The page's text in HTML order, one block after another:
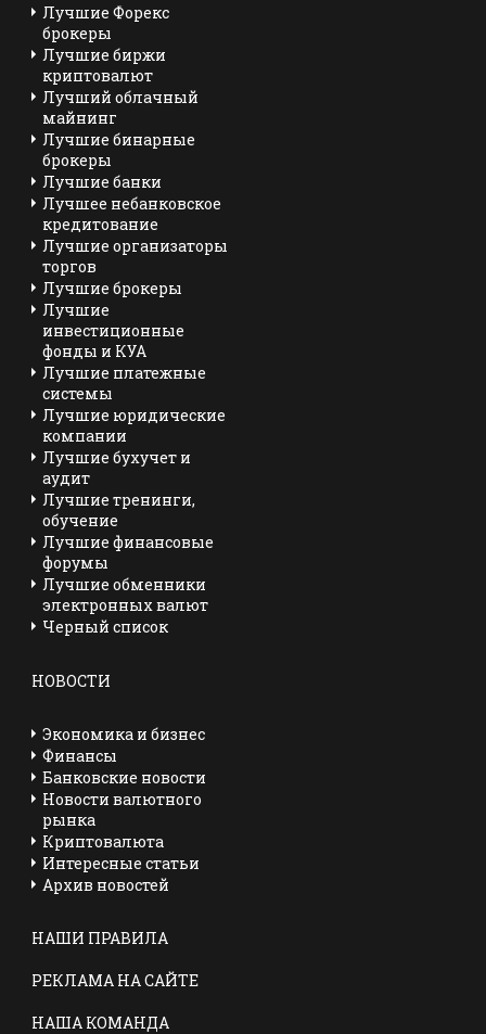
Лучшие Форекс
брокеры
Лучшие биржи
криптовалют
Лучший облачный
майнинг
Лучшие бинарные
брокеры
Лучшие банки
Лучшее небанковское
кредитование
Лучшие организаторы
торгов
Лучшие брокеры
Лучшие
инвестиционные
фонды и КУА
Лучшие платежные
системы
Лучшие юридические
компании
Лучшие бухучет и
аудит
Лучшие тренинги,
обучение
Лучшие финансовые
форумы
Лучшие обменники
электронных валют
Черный список
НОВОСТИ
Экономика и бизнес
Финансы
Банковские новости
Новости валютного
рынка
Криптовалюта
Интересные статьи
Архив новостей
НАШИ ПРАВИЛА
РЕКЛАМА НА САЙТЕ
НАША КОМАНДА